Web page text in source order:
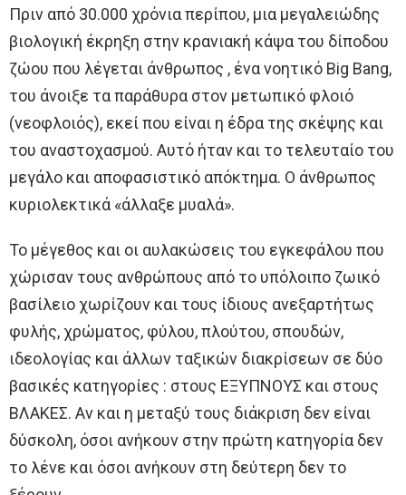
Πριν από 30.000 χρόνια περίπου, μια μεγαλειώδης
βιολογική έκρηξη στην κρανιακή κάψα του δίποδου
ζώου που λέγεται άνθρωπος , ένα νοητικό Big Bang,
του άνοιξε τα παράθυρα στον μετωπικό φλοιό
(νεοφλοιός), εκεί που είναι η έδρα της σκέψης και
του αναστοχασμού. Αυτό ήταν και το τελευταίο του
μεγάλο και αποφασιστικό απόκτημα. Ο άνθρωπος
κυριολεκτικά «άλλαξε μυαλά».
Το μέγεθος και οι αυλακώσεις του εγκεφάλου που
χώρισαν τους ανθρώπους από το υπόλοιπο ζωικό
βασίλειο χωρίζουν και τους ίδιους ανεξαρτήτως
φυλής, χρώματος, φύλου, πλούτου, σπουδών,
ιδεολογίας και άλλων ταξικών διακρίσεων σε δύο
βασικές κατηγορίες : στους ΕΞΥΠΝΟΥΣ και στους
ΒΛΑΚΕΣ. Αν και η μεταξύ τους διάκριση δεν είναι
δύσκολη, όσοι ανήκουν στην πρώτη κατηγορία δεν
το λένε και όσοι ανήκουν στη δεύτερη δεν το